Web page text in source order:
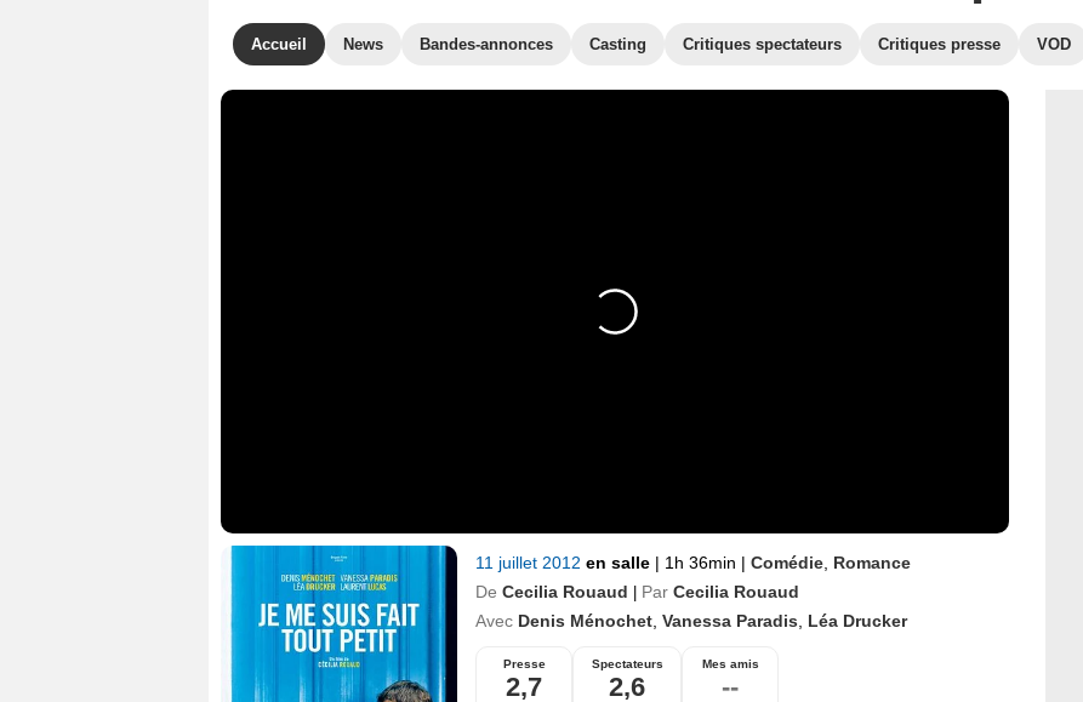
Accueil News Bandes-annonces Casting Critiques spectateurs Critiques presse VOD
11 juillet 2012 en salle | 1h 36min | Comédie Romance
De Cecilia Rouaud | Par Cecilia Rouaud
Avec Denis Ménochet Vanessa Paradis Léa Drucker
Presse
2,7
Spectateurs
2,6
Mes amis
--